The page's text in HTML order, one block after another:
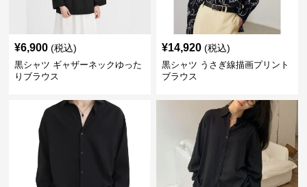
¥6,900 (税込)
黒シャツ ギャザーネックゆった
りブラウス
¥14,920 (税込)
黒シャツ うさぎ線描画プリント
ブラウス